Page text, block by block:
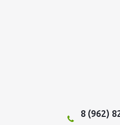
8 (962)